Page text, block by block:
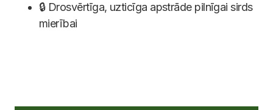
🔒 Drosvērtīga, uzticīga apstrāde pilnīgai sirds
mierībai